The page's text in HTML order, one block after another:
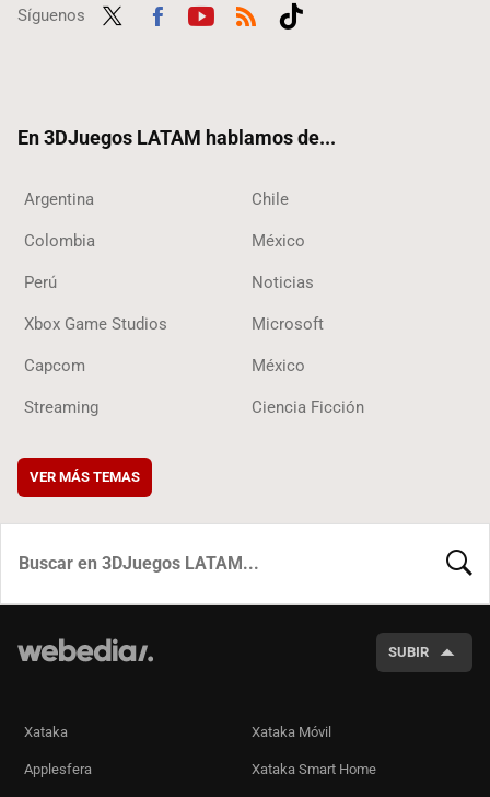
Síguenos
En 3DJuegos LATAM hablamos de...
Argentina Chile
Colombia México
Perú Noticias
Xbox Game Studios Microsoft
Capcom México
Streaming Ciencia Ficción
VER MÁS TEMAS
SUBIR
Xataka Xataka Móvil
Applesfera Xataka Smart Home